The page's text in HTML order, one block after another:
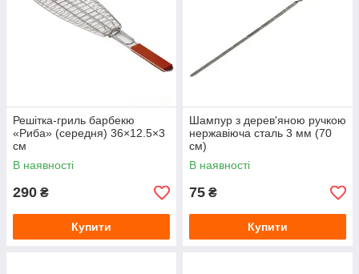
Решітка-гриль барбекю
«Риба» (середня) 36×12.5×3
см
В наявності
290 ₴
Купити
Шампур з дерев'яною ручкою
нержавіюча сталь 3 мм (70
см)
В наявності
75 ₴
Купити